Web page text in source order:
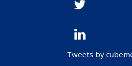
Tweets by